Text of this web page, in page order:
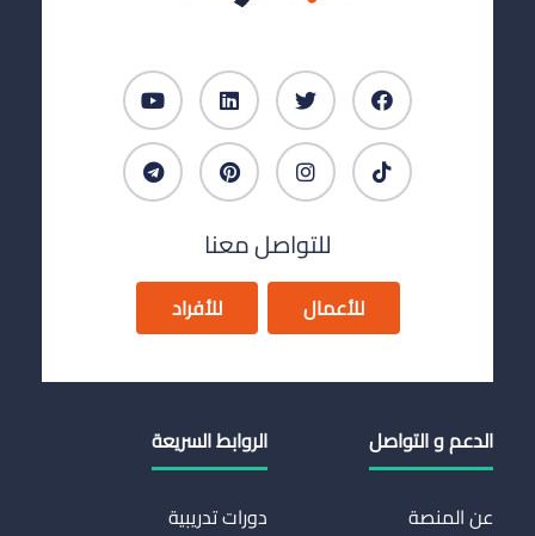
للتواصل معنا
للأعمال للأفراد
الدعم و التواصل
عن المنصة
الروابط السريعة
دورات تدريبية